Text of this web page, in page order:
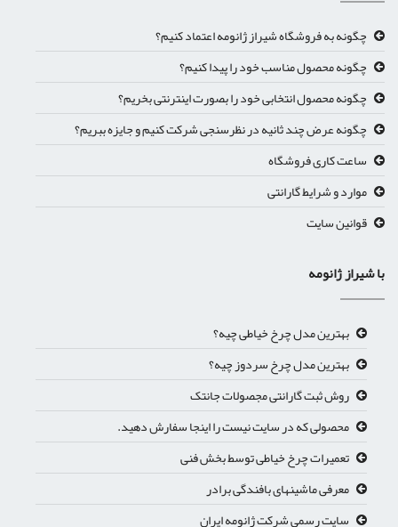
چگونه به فروشگاه شیراز ژانومه اعتماد کنیم؟
چگونه محصول مناسب خود را پیدا کنیم؟
چگونه محصول انتخابی خود را بصورت اینترنتی بخریم؟
چگونه عرض چند ثانیه در نظرسنجی شرکت کنیم و جایزه ببریم؟
ساعت کاری فروشگاه
موارد و شرایط گارانتی
قوانین سایت
با شیراز ژانومه
بهترین مدل چرخ خیاطی چیه؟
بهترین مدل چرخ سردوز چیه؟
روش ثبت گارانتی مجصولات جانتک
محصولی که در سایت نیست را اینجا سفارش دهید.
تعمیرات چرخ خیاطی توسط بخش فنی
معرفی ماشینهای بافندگی برادر
سایت رسمی شرکت ژانومه ایران